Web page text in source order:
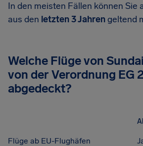
In den meisten Fällen können Sie
aus den letzten 3 Jahrengeltend
Welche Flüge von
von der Verordnung EG
abgedeckt?
Flüge ab EU-Flughäfen